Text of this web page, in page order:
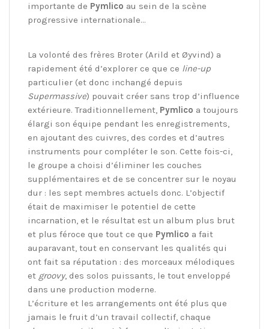
importante de Pymlico au sein de la scène
progressive internationale…
La volonté des frères Broter (Arild et Øyvind) a
rapidement été d’explorer ce que ce line-up
particulier (et donc inchangé depuis
Supermassive) pouvait créer sans trop d’influence
extérieure. Traditionnellement, Pymlico a toujours
élargi son équipe pendant les enregistrements,
en ajoutant des cuivres, des cordes et d’autres
instruments pour compléter le son. Cette fois-ci,
le groupe a choisi d’éliminer les couches
supplémentaires et de se concentrer sur le noyau
dur : les sept membres actuels donc. L’objectif
était de maximiser le potentiel de cette
incarnation, et le résultat est un album plus brut
et plus féroce que tout ce que Pymlico a fait
auparavant, tout en conservant les qualités qui
ont fait sa réputation : des morceaux mélodiques
et groovy, des solos puissants, le tout enveloppé
dans une production moderne.
L’écriture et les arrangements ont été plus que
jamais le fruit d’un travail collectif, chaque